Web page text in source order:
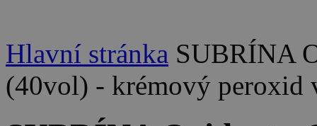
Hlavní stránka SUBRÍNA
(40vol) - krémový peroxid